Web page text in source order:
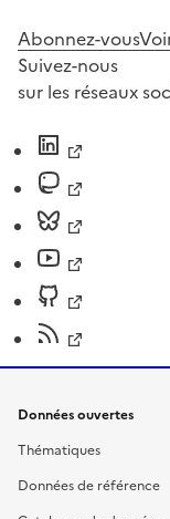
Abonnez-vous
Suivez-nous
sur les réseaux
Données ouvertes
Thématiques
Données de référence